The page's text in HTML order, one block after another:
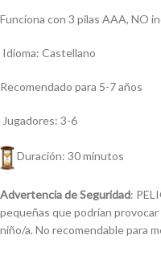
Funciona con 3 pilas AAA, NO
Idioma: Castellano
Recomendado para 5-7 años
Jugadores: 3-6
Duración: 30 minutos
Advertencia de Seguridad:
pequeñas que podrían
niño/a. No recomendable para